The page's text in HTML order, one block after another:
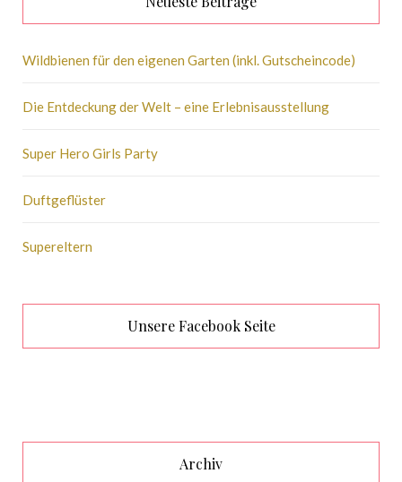
Wildbienen für den eigenen Garten (inkl. Gutscheincode)
Die Entdeckung der Welt – eine Erlebnisausstellung
Super Hero Girls Party
Duftgeflüster
Supereltern
Unsere Facebook Seite
Archiv